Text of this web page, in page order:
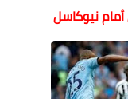
نيوكاسل